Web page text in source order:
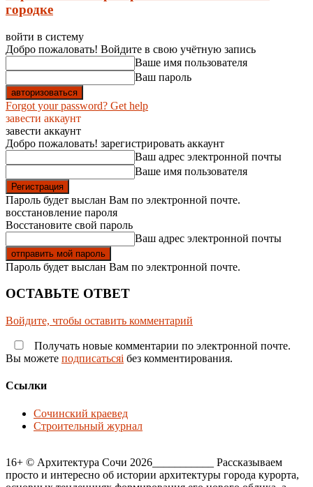
городке
войти в систему
Добро пожаловать! Войдите в свою учётную запись
Ваше имя пользователя
Ваш пароль
Forgot your password? Get help
завести аккаунт
завести аккаунт
Добро пожаловать! зарегистрировать аккаунт
Ваш адрес электронной почты
Ваше имя пользователя
Пароль будет выслан Вам по электронной почте.
восстановление пароля
Восстановите свой пароль
Ваш адрес электронной почты
Пароль будет выслан Вам по электронной почте.
ОСТАВЬТЕ ОТВЕТ
Войдите, чтобы оставить комментарий
Получать новые комментарии по электронной почте.
Вы можете подписатьсяi без комментирования.
Ссылки
Сочинский краевед
Строительный журнал
16+ © Архитектура Сочи 2026___________ Рассказываем
просто и интересно об истории архитектуры города курорта,